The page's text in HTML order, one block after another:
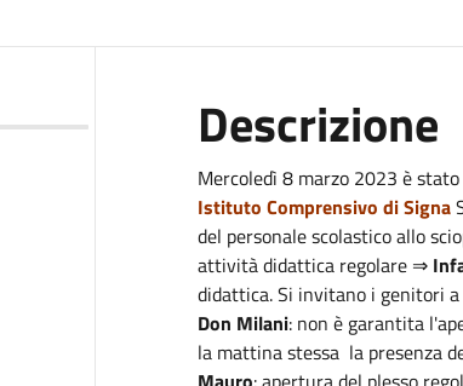
Descrizione
Mercoledì 8 marzo 2023 è
Istituto Comprensivo di Signa
del personale scolastico allo
attività didattica regolare ⇒
didattica. Si invitano i genitori
Don Milani: non è garantita
la mattina stessa la presenza